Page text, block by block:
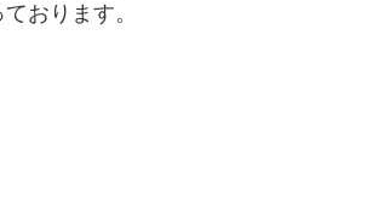
おります。